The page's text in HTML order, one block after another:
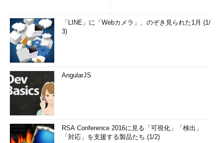
「LINE」に「Webカメラ」、のぞき見られた1月 (1/
3)
AngularJS
RSA Conference 2016に見る「可視化」「検出」
「対応」を支援する製品たち (1/2)